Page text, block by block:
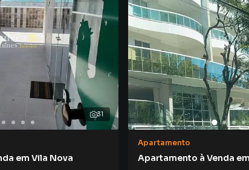
corretores treinados e uma central de atendimento
inquilinos.
31
em Vila Nova
Apartamento
Apartamento à Venda